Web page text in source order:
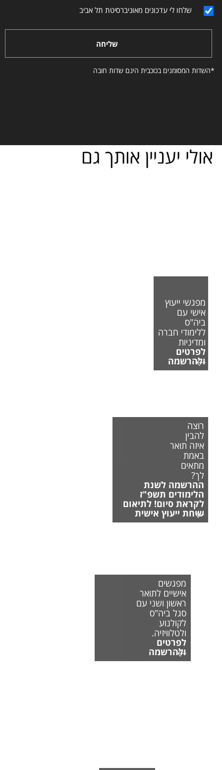
שלחו לי עדכונים מאוניברסיטת תל אביב
שליחה
*השדות המסומנים בכוכבית הינם שדות חובה
אולי יעניין אותך גם
מפגשי ייעוץ
אישי עם
ביה"ס
ללימודי חברה
ומדיניות
לפרטים
ולהרשמה
רוצה
להבין
איזה תואר
באמת
מתאים
לך?
ההרשמה לשנת
הלימודים תשפ"ז
לקראת סיום! לתיאום
שיחת ייעוץ אישית
מפגשים
אישיים לתואר
ראשון ושני עם
סגל ביה"ס
לקולנוע
ולטלוויזיה.
לפרטים
ולהרשמה